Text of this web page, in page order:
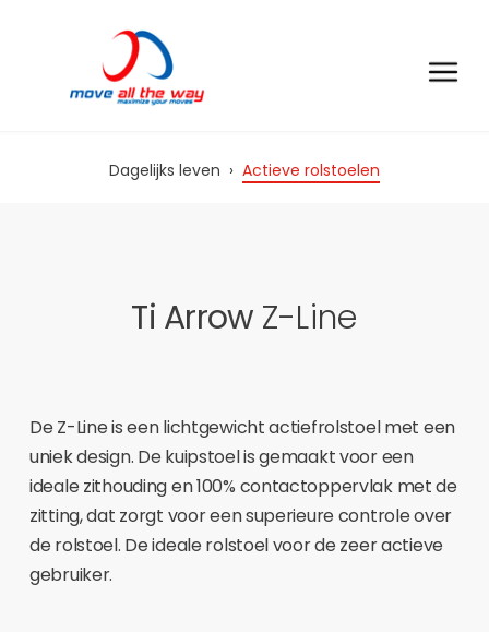
Dagelijks leven › Actieve rolstoelen
Ti Arrow Z-Line
De Z-Line is een lichtgewicht actiefrolstoel met een
uniek design. De kuipstoel is gemaakt voor een
ideale zithouding en 100% contactoppervlak met de
zitting, dat zorgt voor een superieure controle over
de rolstoel. De ideale rolstoel voor de zeer actieve
gebruiker.